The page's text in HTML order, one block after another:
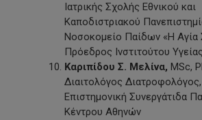
Ιατρικής Σχολής Εθνικού και
Καποδιστριακού
Νοσοκομείο Παίδων «Η Αγία
Πρόεδρος Ινστιτούτου
Καριπίδου Σ. Μελίνα, MSc,
Διαιτολόγος Διατροφολόγος,
Επιστημονική Συνεργάτιδα
Κέντρου Αθηνών